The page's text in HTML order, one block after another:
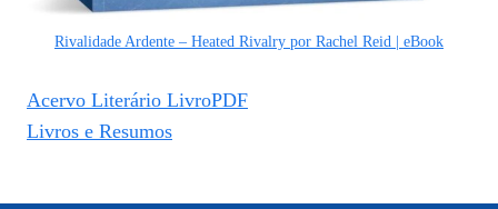
Rivalidade Ardente – Heated Rivalry por Rachel Reid | eBook
Acervo Literário LivroPDF
Livros e Resumos